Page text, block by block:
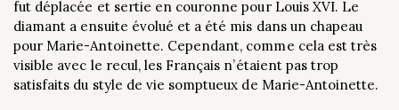
fut déplacée et sertie en couronne pour Louis XVI. Le
diamant a ensuite évolué et a été mis dans un chapeau
pour Marie-Antoinette. Cependant, comme cela est très
visible avec le recul, les Français n’étaient pas trop
satisfaits du style de vie somptueux de Marie-Antoinette.